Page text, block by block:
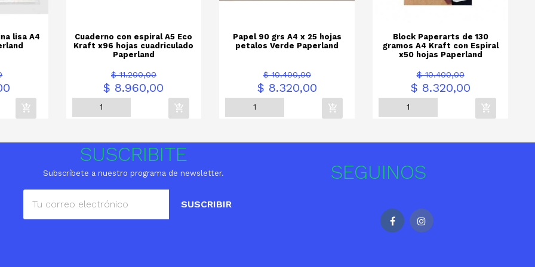
lisa A4
Precio
Cuaderno con espiral A5 Eco
Kraft x96 hojas cuadriculado
Paperland
Precio
base
$ 11.200,00Precio
$ 8.960,00
Papel 90 grs A4 x 25 hojas
petalos Verde Paperland
Precio
base
$ 10.400,00Precio
$ 8.320,00
Block Paperarts de 130
gramos A4 Kraft con Espiral
x50 hojas Paperland
Precio
base
$ 10.400,00Precio
$ 8.320,00
SUSCRIBITE
Subscríbete a nuestro programa de newsletter.
SUSCRIBIR
SEGUINOS